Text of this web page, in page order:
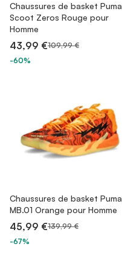
Chaussures de basket Puma
Scoot Zeros Rouge pour
Homme
43,99 €109,99 €
-60%
Chaussures de basket Puma
MB.01 Orange pour Homme
45,99 €139,99 €
-67%